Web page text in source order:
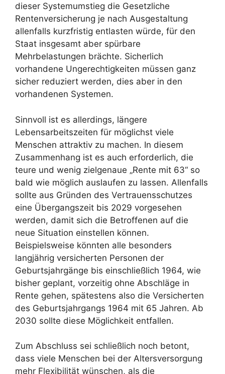
dieser Systemumstieg die Gesetzliche
Rentenversicherung je nach Ausgestaltung
allenfalls kurzfristig entlasten würde, für den
Staat insgesamt aber spürbare
Mehrbelastungen brächte. Sicherlich
vorhandene Ungerechtigkeiten müssen ganz
sicher reduziert werden, dies aber in den
vorhandenen Systemen.
Sinnvoll ist es allerdings, längere
Lebensarbeitszeiten für möglichst viele
Menschen attraktiv zu machen. In diesem
Zusammenhang ist es auch erforderlich, die
teure und wenig zielgenaue „Rente mit 63“ so
bald wie möglich auslaufen zu lassen. Allenfalls
sollte aus Gründen des Vertrauensschutzes
eine Übergangszeit bis 2029 vorgesehen
werden, damit sich die Betroffenen auf die
neue Situation einstellen können.
Beispielsweise könnten alle besonders
langjährig versicherten Personen der
Geburtsjahrgänge bis einschließlich 1964, wie
bisher geplant, vorzeitig ohne Abschläge in
Rente gehen, spätestens also die Versicherten
des Geburtsjahrgangs 1964 mit 65 Jahren. Ab
2030 sollte diese Möglichkeit entfallen.
Zum Abschluss sei schließlich noch betont,
dass viele Menschen bei der Altersversorgung
mehr Flexibilität wünschen, als die